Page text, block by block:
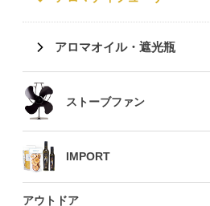
アロマオイル・遮光瓶
ストーブファン
IMPORT
アウトドア